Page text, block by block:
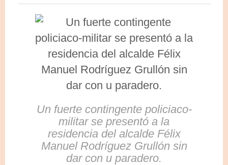
Un fuerte contingente policiaco-
militar se presentó a la
residencia del alcalde Félix
Manuel Rodríguez Grullón sin
dar con u paradero.